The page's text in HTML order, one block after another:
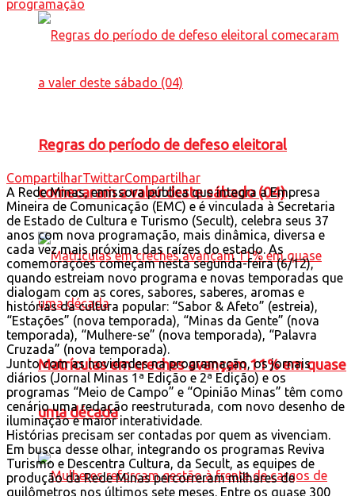
Regras do período de defeso eleitoral
comecaram a valer deste sábado (04)
Matrículas em creches avançam 11% em quase
uma década
CompartilharTwittarCompartilhar
A Rede Minas, emissora pública que integra a Empresa
Mineira de Comunicação (EMC) e é vinculada à Secretaria
de Estado de Cultura e Turismo (Secult), celebra seus 37
anos com nova programação, mais dinâmica, diversa e
cada vez mais próxima das raízes do estado. As
comemorações começam nesta segunda-feira (6/12),
quando estreiam novo programa e novas temporadas que
dialogam com as cores, sabores, saberes, aromas e
histórias da cultura popular: “Sabor & Afeto” (estreia),
“Estações” (nova temporada), “Minas da Gente” (nova
temporada), “Mulhere-se” (nova temporada), “Palavra
Cruzada” (nova temporada).
Junto com as novidades na programação, os jornais
diários (Jornal Minas 1ª Edição e 2ª Edição) e os
programas “Meio de Campo” e “Opinião Minas” têm como
cenário uma redação reestruturada, com novo desenho de
iluminação e maior interatividade.
Histórias precisam ser contadas por quem as vivenciam.
Em busca desse olhar, integrando os programas Reviva
Turismo e Descentra Cultura, da Secult, as equipes de
produção da Rede Minas percorreram milhares de
quilômetros nos últimos sete meses. Entre os quase 300